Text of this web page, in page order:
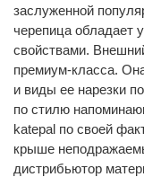
заслуженной
черепица обладает
свойствами.
премиум-класса.
и виды ее нарезки
по стилю
katepal по своей
крыше
дистрибьютор